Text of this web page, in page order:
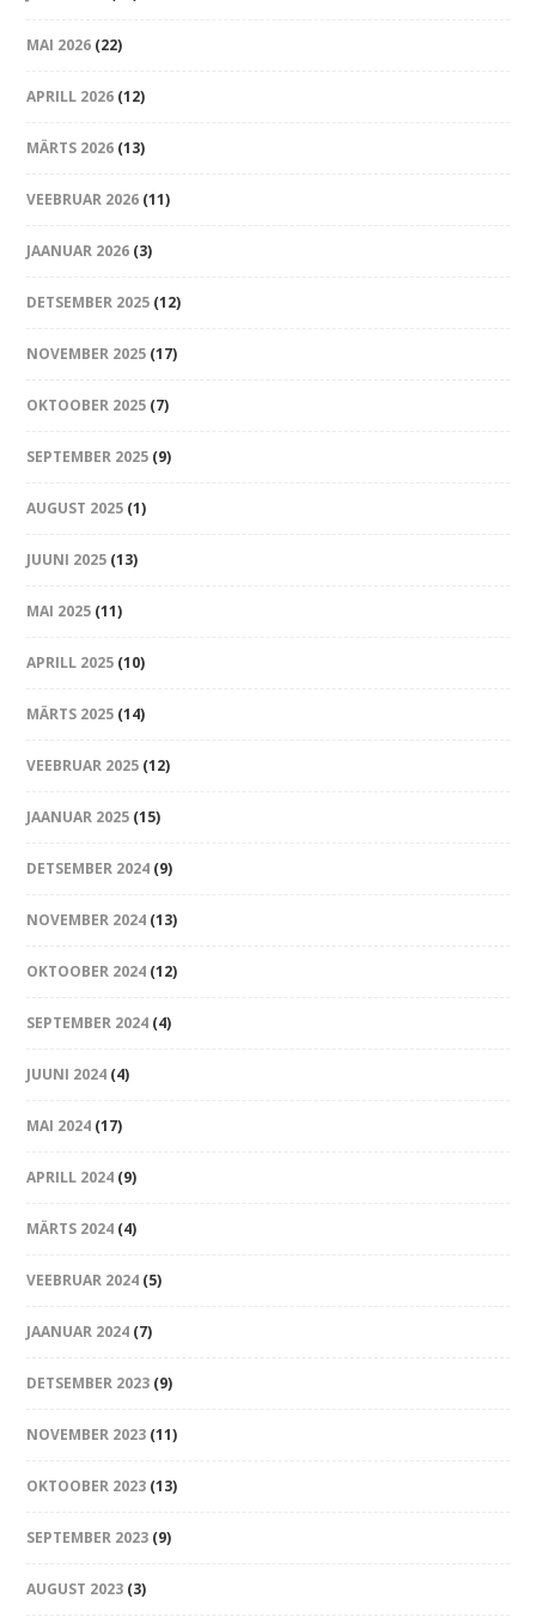
MAI 2026 (22)
APRILL 2026 (12)
MÄRTS 2026 (13)
VEEBRUAR 2026 (11)
JAANUAR 2026 (3)
DETSEMBER 2025 (12)
NOVEMBER 2025 (17)
OKTOOBER 2025 (7)
SEPTEMBER 2025 (9)
AUGUST 2025 (1)
JUUNI 2025 (13)
MAI 2025 (11)
APRILL 2025 (10)
MÄRTS 2025 (14)
VEEBRUAR 2025 (12)
JAANUAR 2025 (15)
DETSEMBER 2024 (9)
NOVEMBER 2024 (13)
OKTOOBER 2024 (12)
SEPTEMBER 2024 (4)
JUUNI 2024 (4)
MAI 2024 (17)
APRILL 2024 (9)
MÄRTS 2024 (4)
VEEBRUAR 2024 (5)
JAANUAR 2024 (7)
DETSEMBER 2023 (9)
NOVEMBER 2023 (11)
OKTOOBER 2023 (13)
SEPTEMBER 2023 (9)
AUGUST 2023 (3)